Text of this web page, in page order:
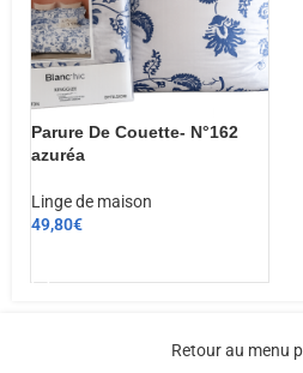
Parure De Couette- N°162
azuréa
Linge de maison
49,80€
Retour au menu